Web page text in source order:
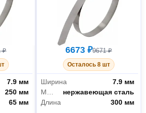
₽
7.9 мм
250 мм
65 мм
6673 ₽9671 ₽
Осталось 8 шт
Ширина
7.9 мм
нержавеющая сталь
Длина
300 мм